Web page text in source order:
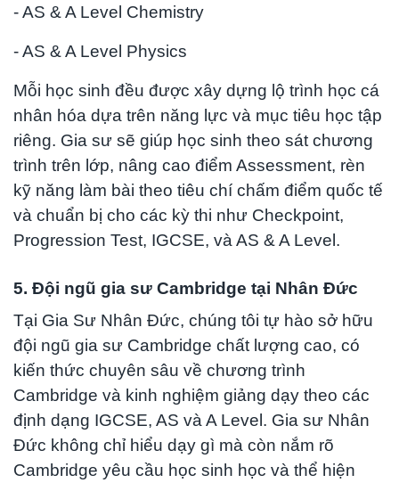
- AS & A Level Chemistry
- AS & A Level Physics
Mỗi học sinh đều được xây dựng lộ trình học cá
nhân hóa dựa trên năng lực và mục tiêu học tập
riêng. Gia sư sẽ giúp học sinh theo sát chương
trình trên lớp, nâng cao điểm Assessment, rèn
kỹ năng làm bài theo tiêu chí chấm điểm quốc tế
và chuẩn bị cho các kỳ thi như Checkpoint,
Progression Test, IGCSE, và AS & A Level.
5. Đội ngũ gia sư Cambridge tại Nhân Đức
Tại Gia Sư Nhân Đức, chúng tôi tự hào sở hữu
đội ngũ gia sư Cambridge chất lượng cao, có
kiến thức chuyên sâu về chương trình
Cambridge và kinh nghiệm giảng dạy theo các
định dạng IGCSE, AS và A Level. Gia sư Nhân
Đức không chỉ hiểu dạy gì mà còn nắm rõ
Cambridge yêu cầu học sinh học và thể hiện